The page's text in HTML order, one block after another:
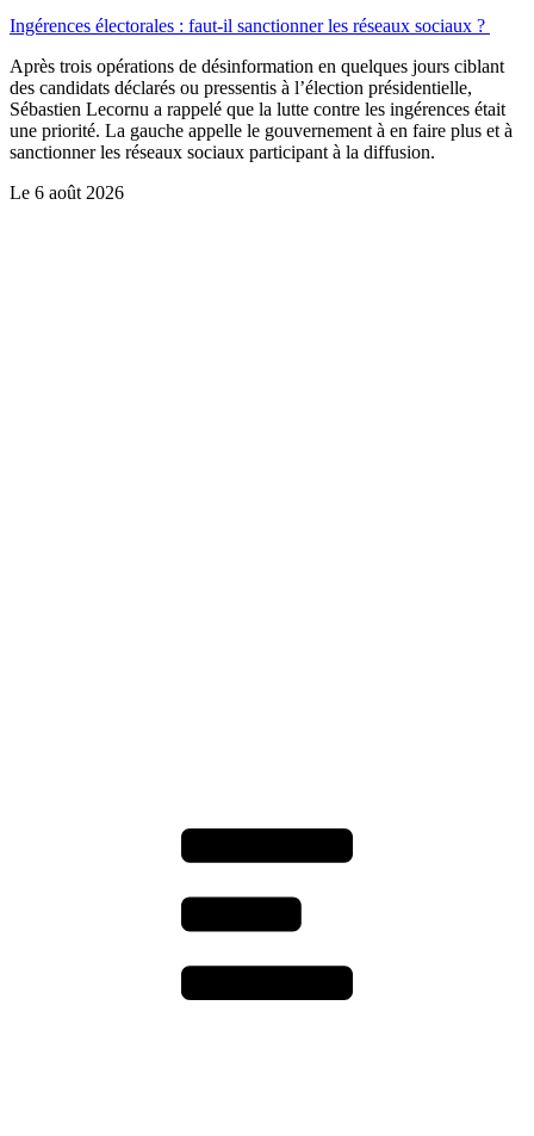
Ingérences électorales : faut-il sanctionner les réseaux sociaux ?
Après trois opérations de désinformation en quelques jours ciblant
des candidats déclarés ou pressentis à l’élection présidentielle,
Sébastien Lecornu a rappelé que la lutte contre les ingérences était
une priorité. La gauche appelle le gouvernement à en faire plus et à
sanctionner les réseaux sociaux participant à la diffusion.
Le 6 août 2026